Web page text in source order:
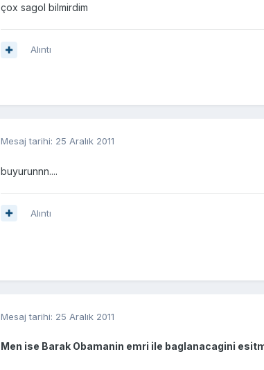
çox sagol bilmirdim
Alıntı
Mesaj tarihi: 25 Aralık 2011
buyurunnn....
Alıntı
Mesaj tarihi: 25 Aralık 2011
Men ise Barak Obamanin emri ile baglanacagini